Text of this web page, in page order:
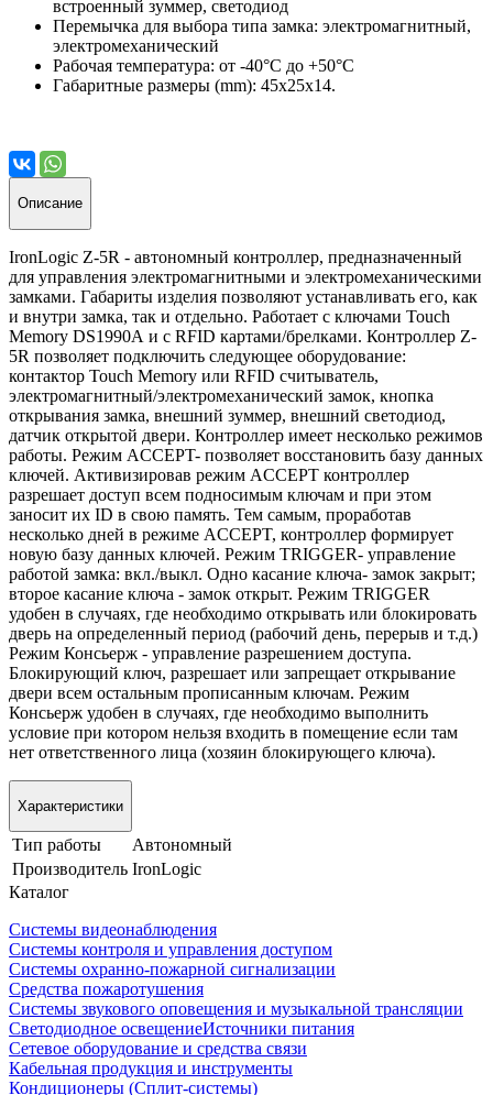
встроенный зуммер, светодиод
Перемычка для выбора типа замка: электромагнитный,
электромеханический
Рабочая температура: от -40°С до +50°С
Габаритные размеры (mm): 45х25х14.
Описание
IronLogic Z-5R - автономный контроллер, предназначенный
для управления электромагнитными и электромеханическими
замками. Габариты изделия позволяют устанавливать его, как
и внутри замка, так и отдельно. Работает с ключами Touch
Memory DS1990А и с RFID картами/брелками. Контроллер Z-
5R позволяет подключить следующее оборудование:
контактор Touch Memory или RFID считыватель,
электромагнитный/электромеханический замок, кнопка
открывания замка, внешний зуммер, внешний светодиод,
датчик открытой двери. Контроллер имеет несколько режимов
работы. Режим ACCEPT- позволяет восстановить базу данных
ключей. Активизировав режим ACCEPT контроллер
разрешает доступ всем подносимым ключам и при этом
заносит их ID в свою память. Тем самым, проработав
несколько дней в режиме ACCEPT, контроллер формирует
новую базу данных ключей. Режим TRIGGER- управление
работой замка: вкл./выкл. Одно касание ключа- замок закрыт;
второе касание ключа - замок открыт. Режим TRIGGER
удобен в случаях, где необходимо открывать или блокировать
дверь на определенный период (рабочий день, перерыв и т.д.)
Режим Консьерж - управление разрешением доступа.
Блокирующий ключ, разрешает или запрещает открывание
двери всем остальным прописанным ключам. Режим
Консьерж удобен в случаях, где необходимо выполнить
условие при котором нельзя входить в помещение если там
нет ответственного лица (хозяин блокирующего ключа).
Характеристики
Тип работы
Автономный
Производитель IronLogic
Каталог
Системы видеонаблюдения
Системы контроля и управления доступом
Системы охранно-пожарной сигнализации
Средства пожаротушения
Системы звукового оповещения и музыкальной трансляции
Светодиодное освещениеИсточники питания
Сетевое оборудование и средства связи
Кабельная продукция и инструменты
Кондиционеры (Сплит-системы)